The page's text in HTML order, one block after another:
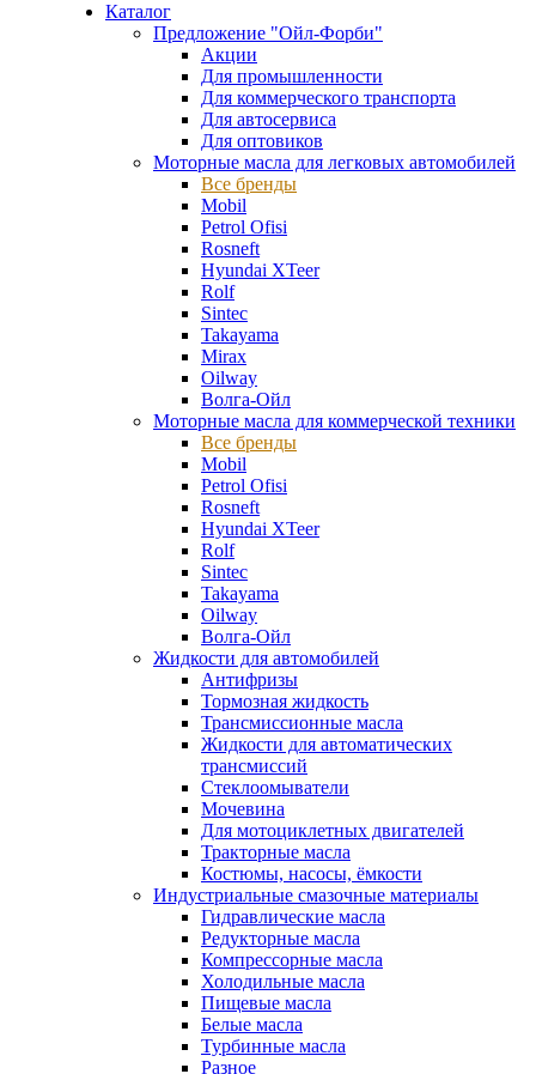
Каталог
Предложение "Ойл-Форби"
Акции
Для промышленности
Для коммерческого транспорта
Для автосервиса
Для оптовиков
Моторные масла для легковых автомобилей
Все бренды
Mobil
Petrol Ofisi
Rosneft
Hyundai XTeer
Rolf
Sintec
Takayama
Mirax
Oilway
Волга-Ойл
Моторные масла для коммерческой техники
Все бренды
Mobil
Petrol Ofisi
Rosneft
Hyundai XTeer
Rolf
Sintec
Takayama
Oilway
Волга-Ойл
Жидкости для автомобилей
Антифризы
Тормозная жидкость
Трансмиссионные масла
Жидкости для автоматических
трансмиссий
Стеклоомыватели
Мочевина
Для мотоциклетных двигателей
Тракторные масла
Костюмы, насосы, ёмкости
Индустриальные смазочные материалы
Гидравлические масла
Редукторные масла
Компрессорные масла
Холодильные масла
Пищевые масла
Белые масла
Турбинные масла
Разное